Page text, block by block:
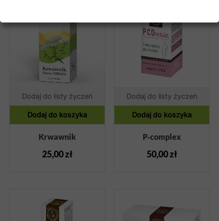
Dodaj do listy życzeń
Dodaj do koszyka
Krwawnik
25,00zł
Dodaj do listy życzeń
Dodaj do koszyka
P‑complex
50,00zł